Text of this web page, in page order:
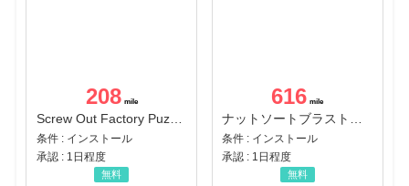
208
Screw Out Factory Puzzle 3D（経験値バーのマイルストーンを5にする（ユーザーレベル5に到達する））（Android）
条件 : インストール
承認 : 1日程度
無料
616
条件 : インストール
承認 : 1日程度
無料